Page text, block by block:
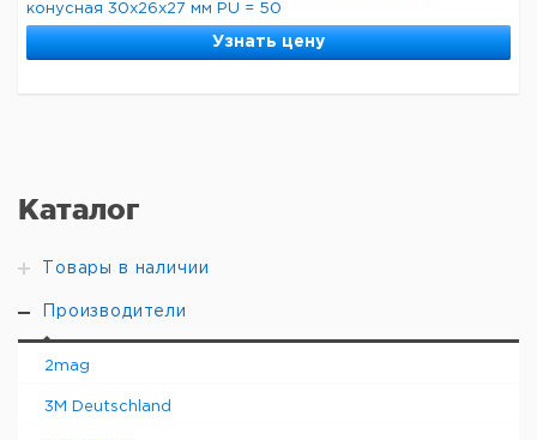
Каталог
Товары в наличии
Производители
2mag
3M Deutschland
конусная 30x26x27 мм PU = 50
Узнать цену